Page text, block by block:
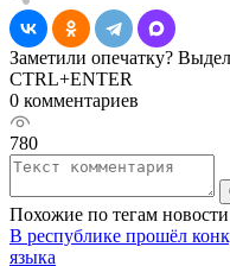
Заметили опечатку?
CTRL+ENTER
0 комментариев
780
Похожие по тегам новости
В республике прошёл
языка